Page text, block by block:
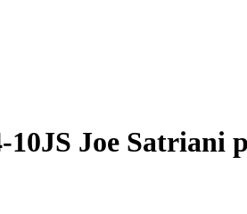
Joe Satriani